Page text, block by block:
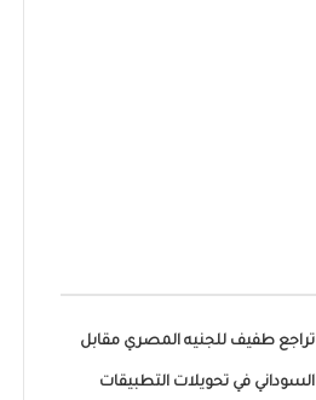
تراجع طفيف للجنيه المصري مقابل
السوداني في تحويلات التطبيقات